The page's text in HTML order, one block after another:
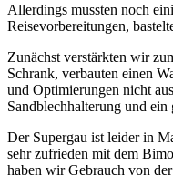
Allerdings mussten noch
Reisevorbereitungen,
Zunächst verstärkten wir
Schrank, verbauten einen
und Optimierungen nicht
Sandblechhalterung und
Der Supergau ist leider in
sehr zufrieden mit dem
haben wir Gebrauch von